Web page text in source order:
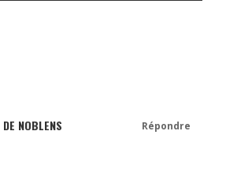
NOBLENS Répondre